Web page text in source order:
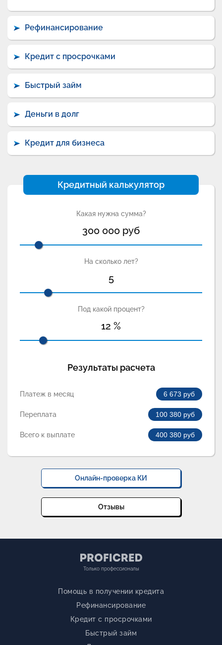
Рефинансирование
Кредит с просрочками
Быстрый займ
Деньги в долг
Кредит для бизнеса
Кредитный калькулятор
Какая нужна сумма?
300 000 руб
На сколько лет?
5
Под какой процент?
12 %
Результаты расчета
Платеж в месяц 6 673 руб
Переплата 100 380 руб
Всего к выплате 400 380 руб
Онлайн-проверка КИ
Отзывы
Только профессионалы
Помощь в получении кредита
Рефинансирование
Кредит с просрочками
Быстрый займ